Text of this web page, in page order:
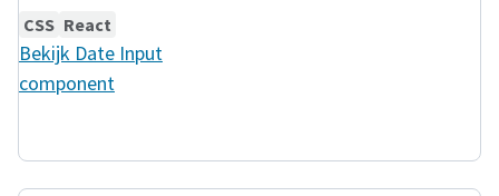
CSS React
Bekijk Date Input
component